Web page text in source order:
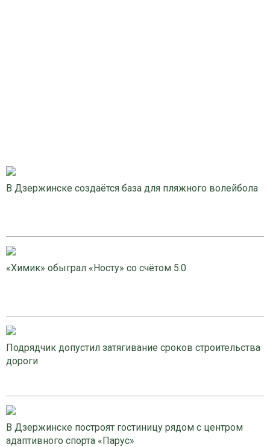
В Дзержинске создаётся база для пляжного волейбола
«Химик» обыграл «Носту» со счётом 5:0
Подрядчик допустил затягивание сроков строительства
дороги
В Дзержинске построят гостиницу рядом с центром
адаптивного спорта «Парус»